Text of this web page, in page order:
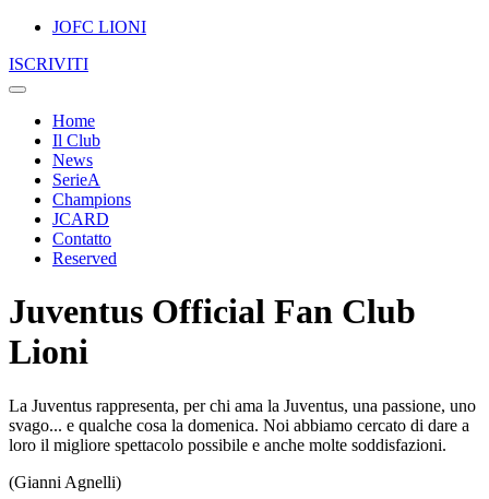
JOFC LIONI
ISCRIVITI
Home
Il Club
News
SerieA
Champions
JCARD
Contatto
Reserved
Juventus Official Fan Club
Lioni
La Juventus rappresenta, per chi ama la Juventus, una passione, uno
svago... e qualche cosa la domenica. Noi abbiamo cercato di dare a
loro il migliore spettacolo possibile e anche molte soddisfazioni.
(Gianni Agnelli)